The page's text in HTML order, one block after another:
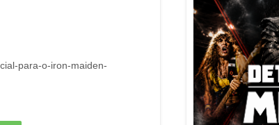
para-o-iron-maiden-